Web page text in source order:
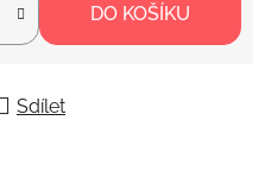
DO KOŠÍKU
Sdílet